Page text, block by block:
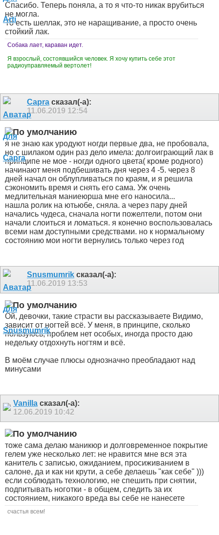
Спасибо. Теперь поняла, а то я что-то никак врубиться
не могла.
То есть шеллак, это не наращивание, а просто очень
стойкий лак.
Собака лает, караван идет.
Я взрослый, состоявшийся человек. Я хочу купить себе этот
радиоуправляемый вертолет!
Capra сказал(-а):
11.06.2019 12:54
я не знаю как уродуют ногди первые два, не пробовала,
но с шилаком один раз дело имела: долгоиграющий лак в
принципе не мое - ногди одного цвета( кроме родного)
начинают меня подбешивать дня через 4 -5. через 8
дней начал он облупливаться по краям, и я решила
сэкономить время и снять его сама. Уж очень
медлительная маниеюрша мне его наносила...
нашла ролик на ютьюбе, сняла. а через пару дней
начались чудеса, сначала ногти пожелтели, потом они
начали слоиться и ломаться. я конечно воспользовалась
всеми нам доступными средствами. но к нормальному
состоянию мои ногти вернулись только через год
Snusmumrik сказал(-а):
11.06.2019 13:53
Ой, девочки, такие страсти вы рассказываете Видимо,
зависит от ногтей всё. У меня, в принципе, сколько
пользуюсь, проблем нет особых, иногда просто даю
недельку отдохнуть ногтям и всё.
В моём случае плюсы однозначно преобладают над
минусами
Vanilla сказал(-а):
12.06.2019 10:42
тоже сама делаю маникюр и долговременное покрытие
гелем уже несколько лет: не нравится мне вся эта
канитель с записью, ожиданием, просиживанием в
салоне, да и как ни крути, а себе делаешь "как себе" )))
если соблюдать технологию, не спешить при снятии,
подпитывать ноготки - в общем, следить за их
состоянием, никакого вреда вы себе не нанесете
счастья всем!